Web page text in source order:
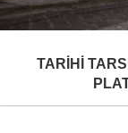
TARİHİ